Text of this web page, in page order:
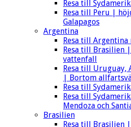
Resa till
Resa till Peru |
Galapagos
Argentina
Resa till Argentina
Resa till Brasilien
vattenfall
Resa till Uruguay,
| Bortom
Resa till
Resa till
Mendoza och
Brasilien
Resa till Brasilien